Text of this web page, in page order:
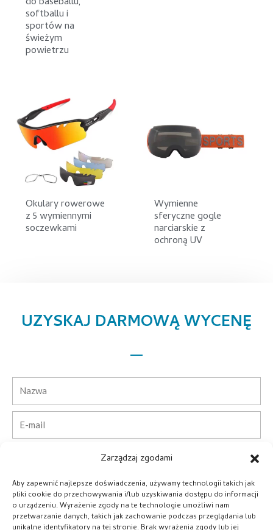
Zarządzaj zgodami
Aby zapewnić najlepsze doświadczenia, używamy technologii takich jak
pliki cookie do przechowywania i/lub uzyskiwania dostępu do informacji
o urządzeniu. Wyrażenie zgody na te technologie umożliwi nam
przetwarzanie danych, takich jak zachowanie podczas przeglądania lub
softballu i
sportów na
świeżym
powietrzu
Okulary rowerowe
z 5 wymiennymi
soczewkami
Wymienne
sferyczne gogle
narciarskie z
ochroną UV
UZYSKAJ DARMOWĄ WYCENĘ
Kraj
Firma